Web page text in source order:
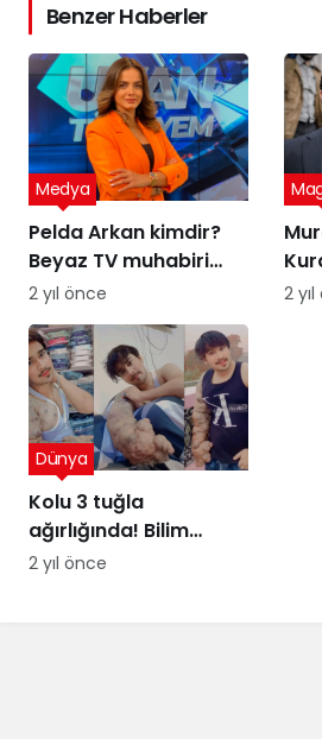
Benzer Haberler
Pelda Arkan kimdir?
Beyaz TV muhabiri
Pelda Arkan kaç
yaşında, nereli?
Medya
2 yıl önce 2
Kolu 3 tuğla
ağırlığında! Bilim
insanları şaşkın
Dünya
2 yıl önce